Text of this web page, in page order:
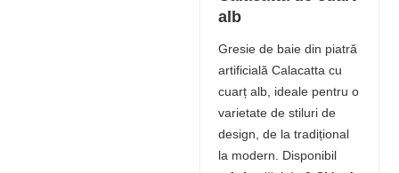
alb
Gresie de baie din piatră
artificială Calacatta cu
cuarț alb, ideale pentru o
varietate de stiluri de
design, de la tradițional
la modern. Disponibil